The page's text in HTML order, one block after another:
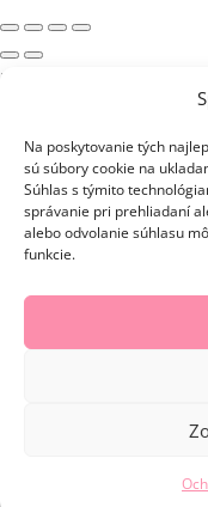
Na poskytovanie tých
sú súbory cookie na
Súhlas s týmito
správanie pri prehliadaní
alebo odvolanie súhlasu
funkcie.
×
Naplňte košík našimi
Nakupovaťbdfg
Zadať kupón
Medzisúčet 0,00€
Celkovo 0,00€
0,00€
Calculate